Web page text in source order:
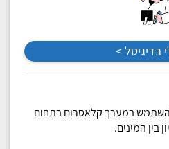
בדיגיטל >
במערך קלאסרום בתחום
בין המינים.